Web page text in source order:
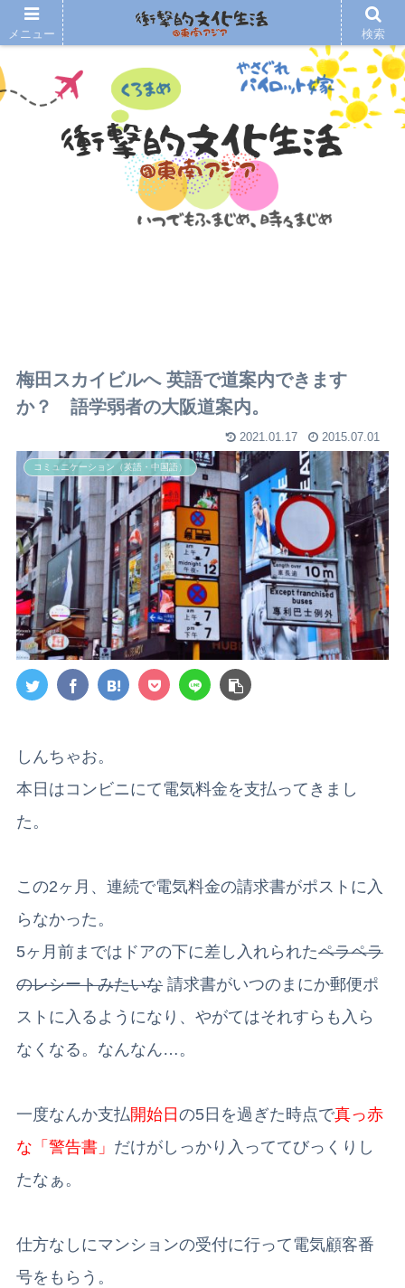
梅田スカイビルへ 英語で道案内できます
か？ 語学弱者の大阪道案内。
2021.01.17 2015.07.01
コミュニケーション（英語・中国語）
しんちゃお。
本日はコンビニにて電気料金を支払ってきまし
た。
この2ヶ月、連続で電気料金の請求書がポストに入
らなかった。
5ヶ月前まではドアの下に差し入れられたペラペラ
のレシートみたいな 請求書がいつのまにか郵便ポ
ストに入るようになり、やがてはそれすらも入ら
なくなる。なんなん…。
一度なんか支払開始日 の5日を過ぎた時点で真っ赤
な「警告書」 だけがしっかり入っててびっくりし
たなぁ。
仕方なしにマンションの受付に行って電気顧客番
号をもらう。
メニュー 検索